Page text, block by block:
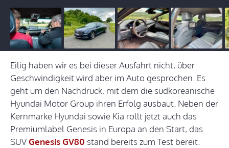
Eilig haben wir es bei dieser Ausfahrt nicht, über
Geschwindigkeit wird aber im Auto gesprochen. Es
geht um den Nachdruck, mit dem die südkoreanische
Hyundai Motor Group ihren Erfolg ausbaut. Neben der
Kernmarke Hyundai sowie Kia rollt jetzt auch das
Premiumlabel Genesis in Europa an den Start, das
SUVGenesis GV80 stand bereits zum Test bereit.